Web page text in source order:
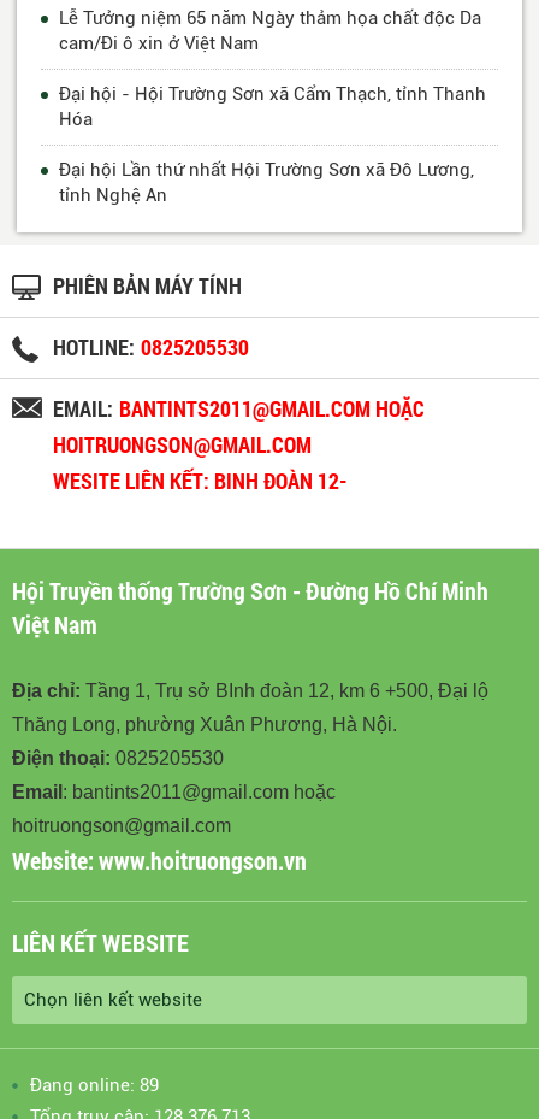
Lễ Tưởng niệm 65 năm Ngày thảm họa chất độc Da
cam/Đi ô xin ở Việt Nam
Đại hội - Hội Trường Sơn xã Cẩm Thạch, tỉnh Thanh
Hóa
Đại hội Lần thứ nhất Hội Trường Sơn xã Đô Lương,
tỉnh Nghệ An
PHIÊN BẢN MÁY TÍNH
HOTLINE: 0825205530
EMAIL: BANTINTS2011@GMAIL.COM HOẶC
HOITRUONGSON@GMAIL.COM
WESITE LIÊN KẾT: BINH ĐOÀN 12-
Hội Truyền thống Trường Sơn - Đường Hồ Chí Minh
Việt Nam
Địa chỉ: Tầng 1, Trụ sở BInh đoàn 12, km 6 +500, Đại lộ
Thăng Long, phường Xuân Phương, Hà Nội.
Điện thoại: 0825205530
Email : bantints2011@gmail.com hoặc
hoitruongson@gmail.com
Website:www.hoitruongson.vn
LIÊN KẾT WEBSITE
Đang online: 89